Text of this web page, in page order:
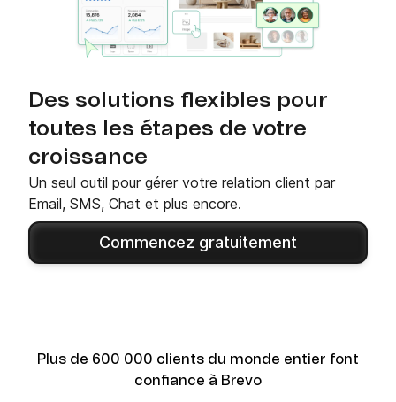
Des solutions flexibles pour
toutes les étapes de votre
croissance
Un seul outil pour gérer votre relation client par
Email, SMS, Chat et plus encore.
Commencez gratuitement
Plus de 600 000 clients du monde entier font
confiance à Brevo